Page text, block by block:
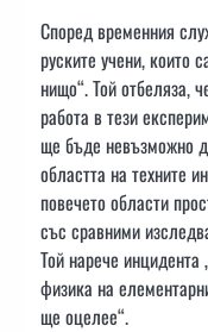
Според временния
руските учени, които
нищо“. Той отбеляза,
работа в тези
ще бъде невъзможно
областта на техните
повечето области
със сравними
Той нарече
физика на
ще оцелее“.